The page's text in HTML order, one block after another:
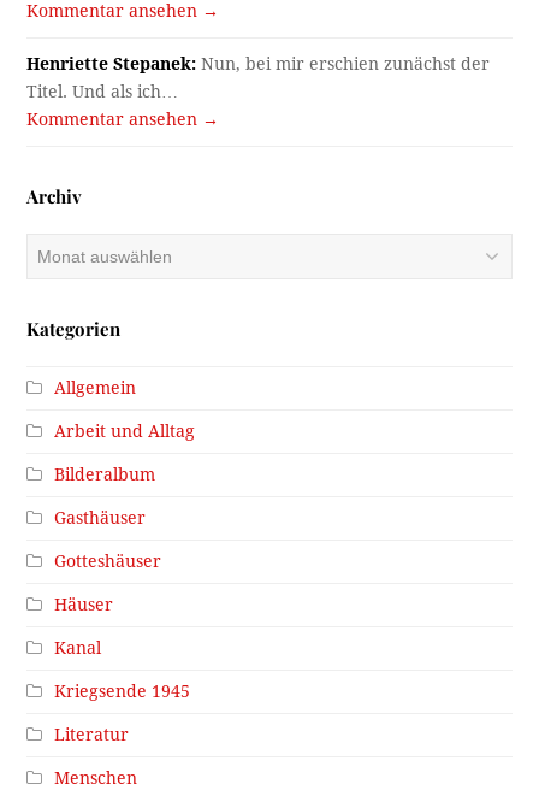
Kommentar ansehen →
Henriette Stepanek: Nun, bei mir erschien zunächst der
Titel. Und als ich…
Kommentar ansehen →
Archiv
Kategorien
Allgemein
Arbeit und Alltag
Bilderalbum
Gasthäuser
Gotteshäuser
Häuser
Kanal
Kriegsende 1945
Literatur
Menschen